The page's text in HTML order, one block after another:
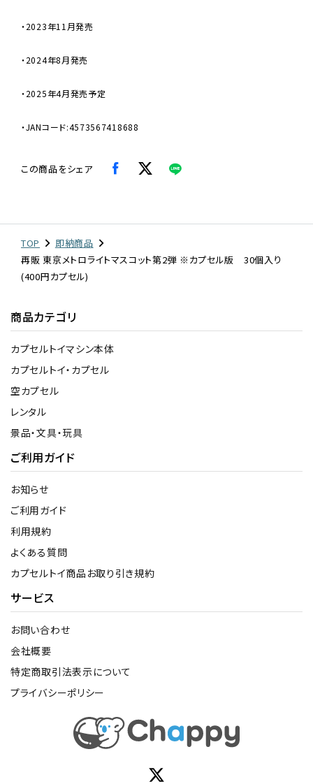
・2023年11月発売
・2024年8月発売
・2025年4月発売予定
・JANコード:4573567418688
この商品をシェア
TOP
即納商品
再販 東京メトロライトマスコット第2弾 ※カプセル版 30個入り
(400円カプセル)
商品カテゴリ
カプセルトイマシン本体
カプセルトイ・カプセル
空カプセル
レンタル
景品・文具・玩具
ご利用ガイド
お知らせ
ご利用ガイド
利用規約
よくある質問
カプセルトイ商品お取り引き規約
サービス
お問い合わせ
会社概要
特定商取引法表示について
プライバシーポリシー